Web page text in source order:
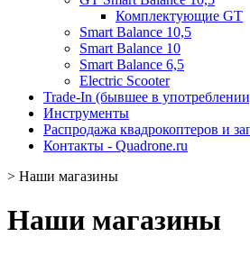
Комплектующие GT
Smart Balance 10,5
Smart Balance 10
Smart Balance 6,5
Electric Scooter
Trade-In (бывшее в
Инструменты
Распродажа квадрокоптеров и
Контакты - Quadrone.ru
> Наши магазины
Наши магазины